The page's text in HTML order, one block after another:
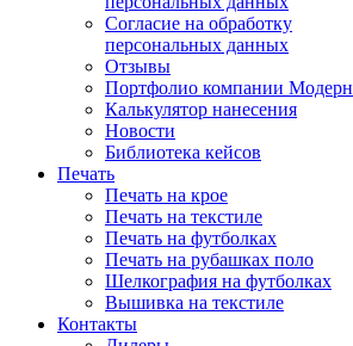
Согласие на обработку
персональных данных
Отзывы
Портфолио компании Модерн
Калькулятор нанесения
Новости
Библиотека кейсов
Печать
Печать на крое
Печать на текстиле
Печать на футболках
Печать на рубашках поло
Шелкография на футболках
Вышивка на текстиле
Контакты